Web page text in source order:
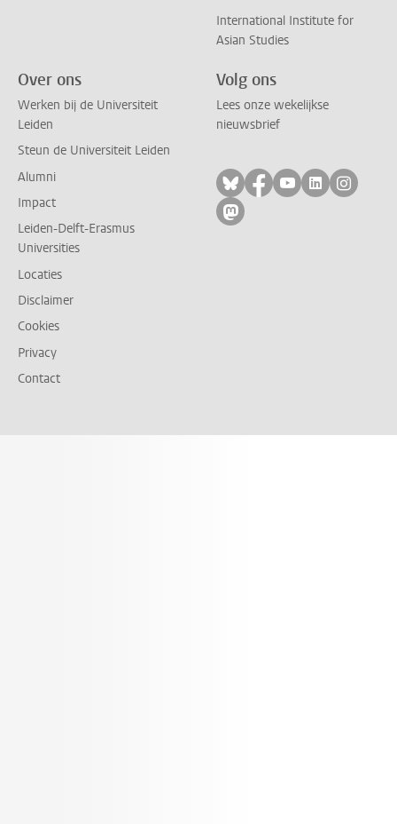
International Institute for
Asian Studies
Over ons
Werken bij de Universiteit
Leiden
Steun de Universiteit Leiden
Alumni
Impact
Leiden-Delft-Erasmus
Universities
Locaties
Disclaimer
Cookies
Privacy
Contact
Volg ons
Lees onze wekelijkse
nieuwsbrief
Volg ons op bluesky
Volg ons op
Volg ons op
Volg ons
Volg
Volg ons op mastodon